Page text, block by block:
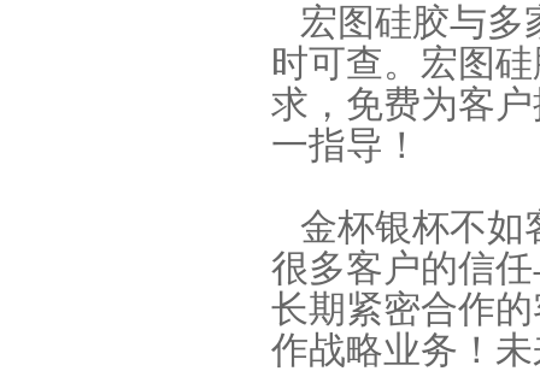
宏图硅胶与多
时可查。宏图
求，免费为客
一指导！
金杯银杯不如
很多客户的信
长期紧密合作
作战略业务！